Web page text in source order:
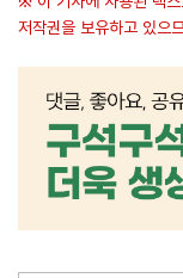
저작권을 보유하고 있으